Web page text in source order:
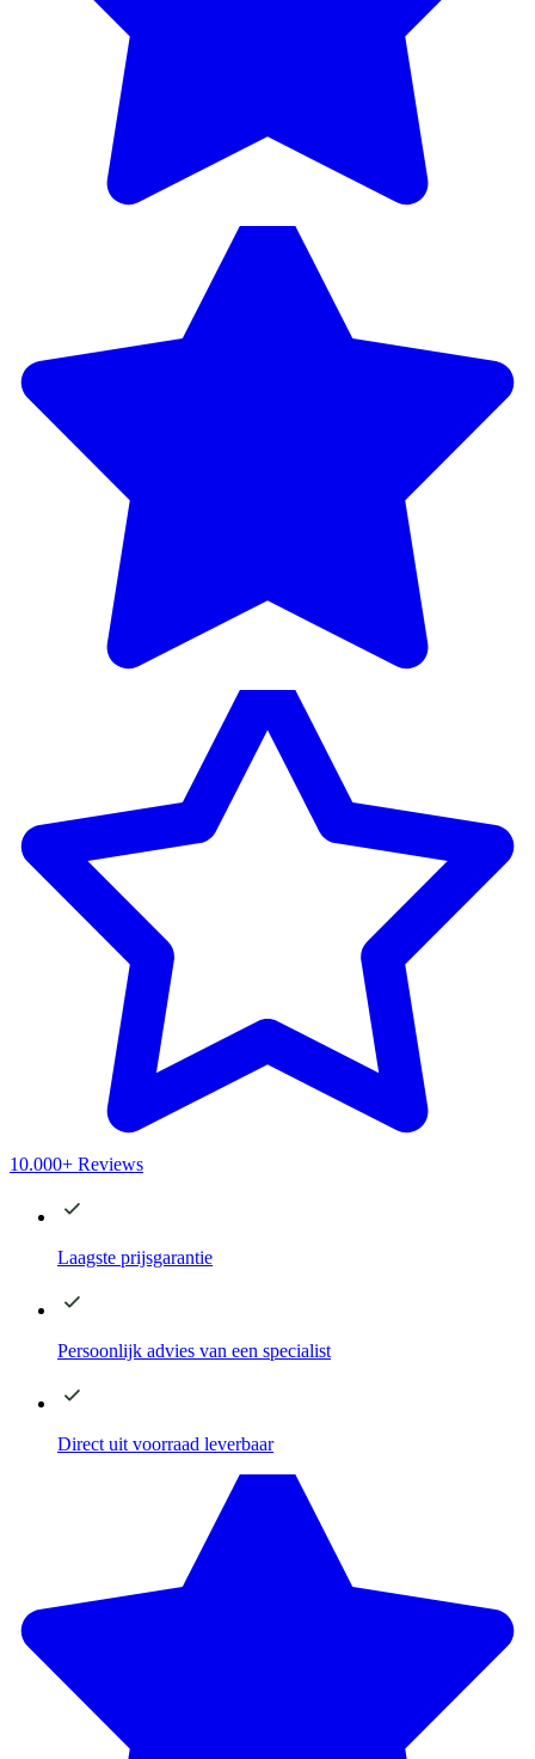
10.000+ Reviews
Laagste prijsgarantie
Persoonlijk advies van een specialist
Direct uit voorraad leverbaar